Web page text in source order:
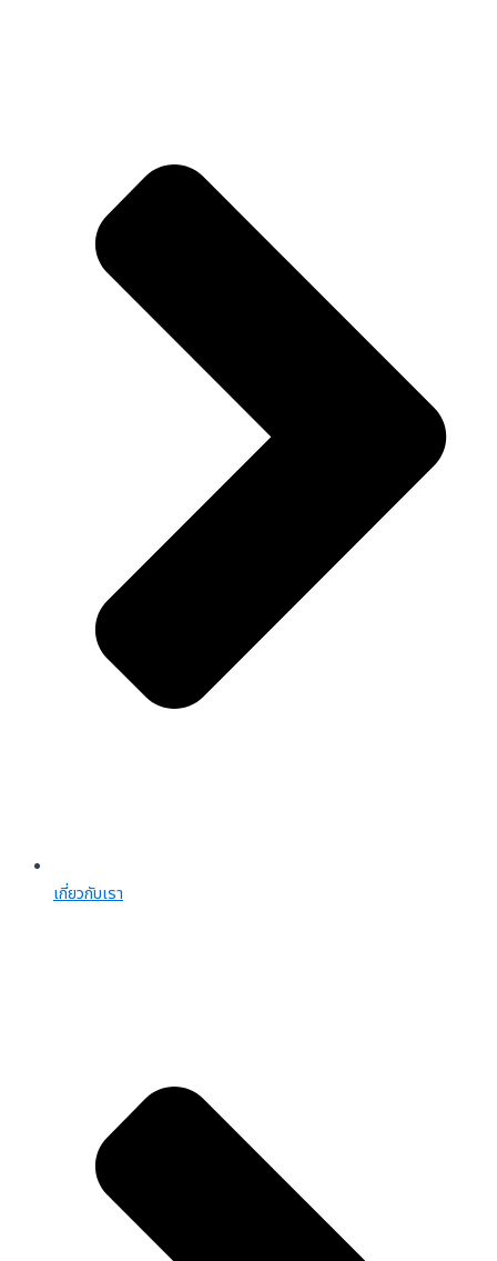
เกี่ยวกับเรา